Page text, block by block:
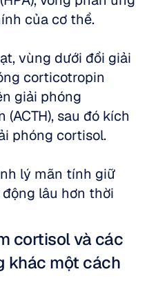
của cơ thể.
vùng dưới đồi giải
corticotropin
giải phóng
sau đó kích
phóng cortisol.
lý mãn tính giữ
lâu hơn thời
cortisol và các
khác một cách